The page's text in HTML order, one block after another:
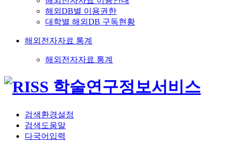
해외DB별 이용권한
대학별 해외DB 구독현황
해외전자자료 통계
해외전자자료 통계
검색환경설정
검색도움말
다국어입력